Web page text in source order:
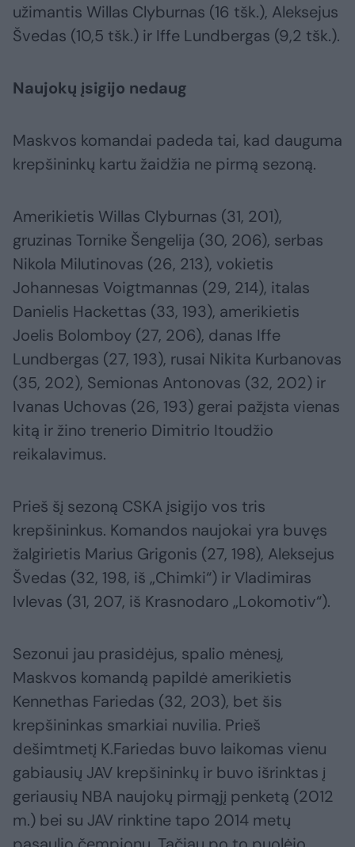
užimantis Willas Clyburnas (16 tšk.), Aleksejus
Švedas (10,5 tšk.) ir Iffe Lundbergas (9,2 tšk.).
Naujokų įsigijo nedaug
Maskvos komandai padeda tai, kad dauguma
krepšininkų kartu žaidžia ne pirmą sezoną.
Amerikietis Willas Clyburnas (31, 201),
gruzinas Tornike Šengelija (30, 206), serbas
Nikola Milutinovas (26, 213), vokietis
Johannesas Voigtmannas (29, 214), italas
Danielis Hackettas (33, 193), amerikietis
Joelis Bolomboy (27, 206), danas Iffe
Lundbergas (27, 193), rusai Nikita Kurbanovas
(35, 202), Semionas Antonovas (32, 202) ir
Ivanas Uchovas (26, 193) gerai pažįsta vienas
kitą ir žino trenerio Dimitrio Itoudžio
reikalavimus.
Prieš šį sezoną CSKA įsigijo vos tris
krepšininkus. Komandos naujokai yra buvęs
žalgirietis Marius Grigonis (27, 198), Aleksejus
Švedas (32, 198, iš „Chimki“) ir Vladimiras
Ivlevas (31, 207, iš Krasnodaro „Lokomotiv“).
Sezonui jau prasidėjus, spalio mėnesį,
Maskvos komandą papildė amerikietis
Kennethas Fariedas (32, 203), bet šis
krepšininkas smarkiai nuvilia. Prieš
dešimtmetį K.Fariedas buvo laikomas vienu
gabiausių JAV krepšininkų ir buvo išrinktas į
geriausių NBA naujokų pirmąjį penketą (2012
m.) bei su JAV rinktine tapo 2014 metų